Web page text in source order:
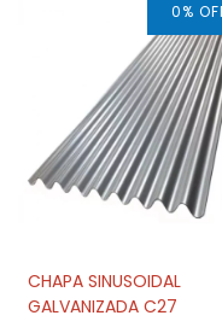
0%
CHAPA SINUSOIDAL
GALVANIZADA C27